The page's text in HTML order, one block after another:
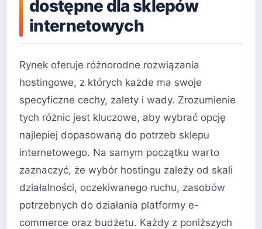
dostępne dla sklepów
internetowych
Rynek oferuje różnorodne rozwiązania
hostingowe, z których każde ma swoje
specyficzne cechy, zalety i wady. Zrozumienie
tych różnic jest kluczowe, aby wybrać opcję
najlepiej dopasowaną do potrzeb sklepu
internetowego. Na samym początku warto
zaznaczyć, że wybór hostingu zależy od skali
działalności, oczekiwanego ruchu, zasobów
potrzebnych do działania platformy e-
commerce oraz budżetu. Każdy z poniższych